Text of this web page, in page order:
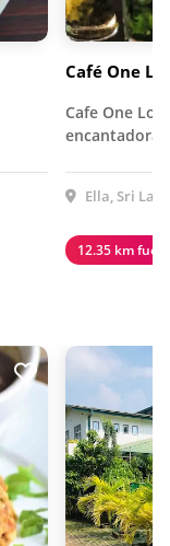
Café One
Cafe One
encantadora
Ella, Sri
12.35 km fuera